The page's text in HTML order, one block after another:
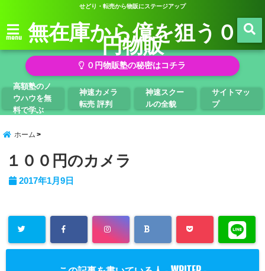
せどり・転売から物販にステージアップ
menu 無在庫から億を狙う０
円物販
０円物販塾の秘密はコチラ
高額塾のノ
ウハウを無
料で学ぶ
神速カメラ
転売 評判
神速スクー
ルの全貌
サイトマッ
プ
ホーム
１００円のカメラ
2017年1月9日